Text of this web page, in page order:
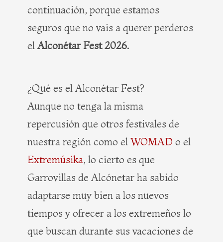
continuación, porque estamos
seguros que no vais a querer perderos
el Alconétar Fest 2026.
¿Qué es el Alconétar Fest?
Aunque no tenga la misma
repercusión que otros festivales de
nuestra región como el WOMAD o el
Extremúsika, lo cierto es que
Garrovillas de Alcónetar ha sabido
adaptarse muy bien a los nuevos
tiempos y ofrecer a los extremeños lo
que buscan durante sus vacaciones de